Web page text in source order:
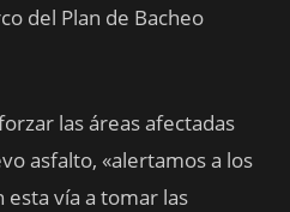
del Plan de Bacheo
las áreas afectadas
asfalto, «alertamos a los
vía a tomar las